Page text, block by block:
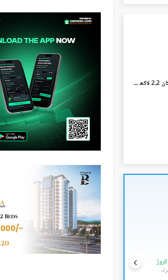
جی ۔ 11/3 جی ۔ 11,اسلام آباد میں 5 کمروں کا 8 مرلہ مکان 2.2 لاکھ میں کرایہ پر دستیاب ہے۔
فلیٹ